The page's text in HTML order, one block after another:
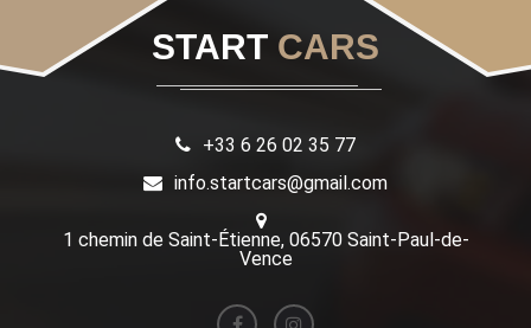
START CARS
+33 6 26 02 35 77
info.startcars@gmail.com
1 chemin de Saint-Étienne, 06570 Saint-Paul-de-
Vence